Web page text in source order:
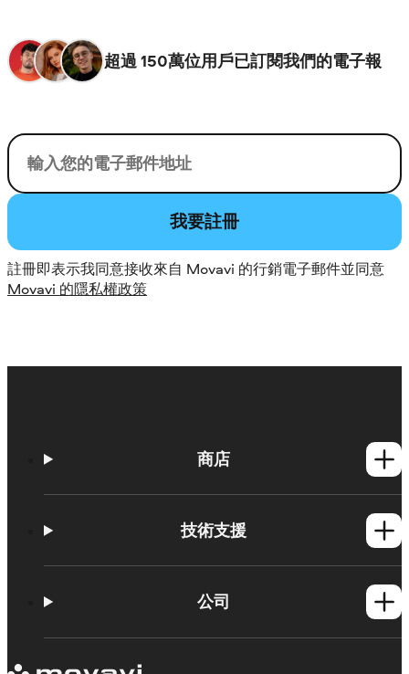
超過 150萬位用戶已訂閱我們的電子報
您的電子郵件
我要註冊
註冊即表示我同意接收來自 Movavi 的行銷電子郵件並同意
Movavi 的隱私權政策
商店
Mac產品
技術支援
學習平台
公司